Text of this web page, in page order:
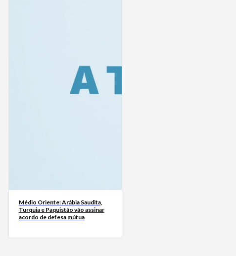
Médio Oriente: Arábia Saudita,
Turquia e Paquistão vão assinar
acordo de defesa mútua